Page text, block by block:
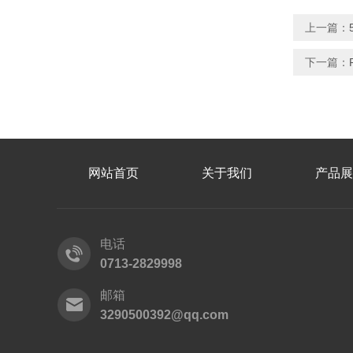
上一篇：
下一篇：
网站首页 关于我们 产品
电话
0713-2829998
邮箱
3290500392@qq.com